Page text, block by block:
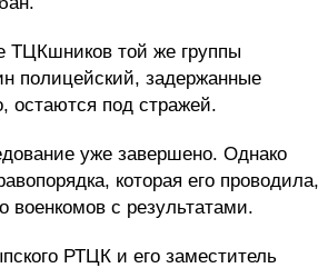
ТЦКшников той же группы
полицейский, задержанные
остаются под стражей.
уже завершено. Однако
которая его проводила,
военкомов с результатами.
РТЦК и его заместитель